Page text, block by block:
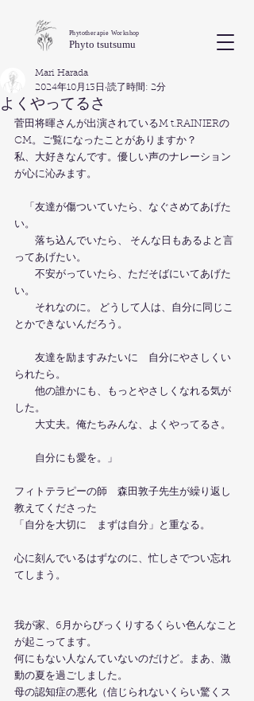
Phytotherapie Workshop
Phyto tsutsumu
よくやってるさ
Mari Harada
2024年10月13日 読了時間: 2分
菅田将暉さんが出演されているM t.RAINIERの
CM。ご覧になったことがありますか？
私、大好きなんです。優しい声のナレーション
が心に沁みます。
「友達が傷ついていたら、なぐさめてあげた
い。
落ち込んでいたら、 そんな日もあるよと言
ってあげたい。
不安がっていたら、ただそばにいてあげた
い。
それなのに。 どうして人は、自分に同じこ
とかできないんだろう。
友達を励ますみたいに　自分にやさしくい
られたら。
他の誰かにも、もっとやさしくなれる気が
した。
大丈夫。俺たちみんな、よくやってるさ。
自分にも愛を。」
フィトテラピーの師　森田敦子先生が繰り返し
教えてくださった
「自分を大切に　まずは自分」と重なる。
心に刻んでいるはずなのに、忙しさでつい忘れ
てしまう。
我が家、6月からびっくりするくらい色んなこと
が起こってます。
何にもない人なんていないのだけど。まあ、激
動の夏を過ごしました。
母の認知症の悪化（信じられないくらい驚くス